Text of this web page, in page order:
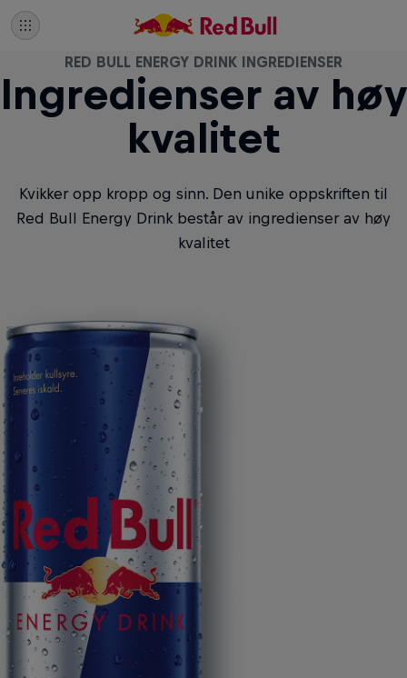
Ingredienser av høy
kvalitet
RED BULL ENERGY DRINK INGREDIENSER
Kvikker opp kropp og sinn. Den unike oppskriften til
Red Bull Energy Drink består av ingredienser av høy
kvalitet